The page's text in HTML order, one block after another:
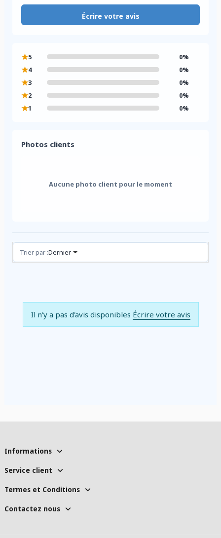
Écrire votre avis
★5 0%
★4 0%
★3 0%
★2 0%
★1 0%
Photos clients
Aucune photo client pour le moment
Avis (0)
Trier par :Dernier
Il n'y a pas d'avis disponibles Écrire votre avis
Informations
Service client
Termes et Conditions
Contactez nous